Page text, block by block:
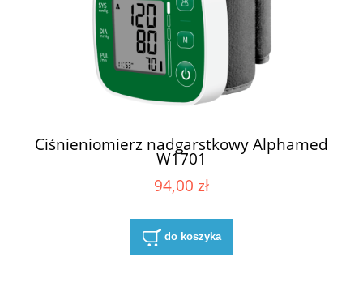
Ciśnieniomierz nadgarstkowy Alphamed
W1701
94,00 zł
do koszyka